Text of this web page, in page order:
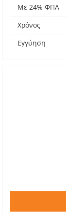
Με 24% ΦΠΑ
Χρόνος
Εγγύηση